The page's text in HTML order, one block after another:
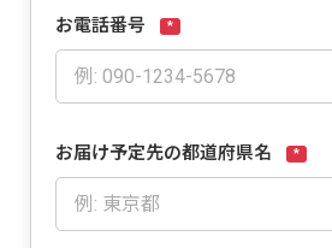
お電話番号 *
お届け予定先の都道府県名 *